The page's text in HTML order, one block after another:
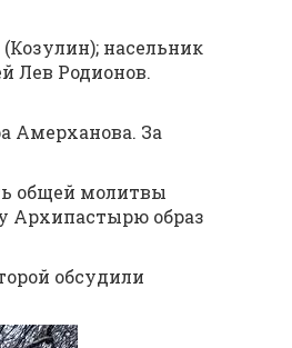
насельник
Лев Родионов.
Амерханова. За
общей молитвы
Архипастырю образ
обсудили